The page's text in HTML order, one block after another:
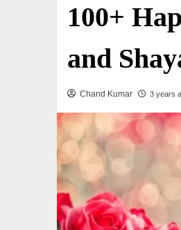
100+
and
Chand Kumar 3 years